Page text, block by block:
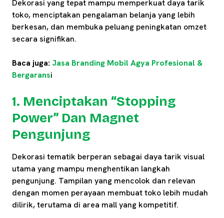
Dekorasi yang tepat mampu memperkuat daya tarik
toko, menciptakan pengalaman belanja yang lebih
berkesan, dan membuka peluang peningkatan omzet
secara signifikan.
Baca juga: Jasa Branding Mobil Agya Profesional &
Bergaransi
1. Menciptakan “Stopping
Power” Dan Magnet
Pengunjung
Dekorasi tematik berperan sebagai daya tarik visual
utama yang mampu menghentikan langkah
pengunjung. Tampilan yang mencolok dan relevan
dengan momen perayaan membuat toko lebih mudah
dilirik, terutama di area mall yang kompetitif.